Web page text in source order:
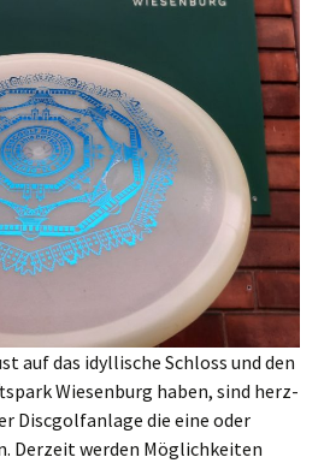
auf das idyl­li­sche Schloss und den
Wie­sen­burg haben, sind herz­
Disc­golf­an­la­ge die eine oder
Der­zeit wer­den Mög­lich­kei­ten